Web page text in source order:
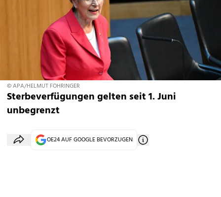
© APA/HELMUT FOHRINGER
Sterbeverfügungen gelten seit 1. Juni
unbegrenzt
OE24 AUF GOOGLE BEVORZUGEN